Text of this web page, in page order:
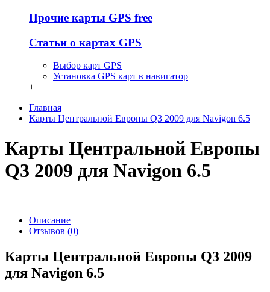
Прочие карты GPS free
Статьи о картах GPS
Выбор карт GPS
Установка GPS карт в навигатор
+
Главная
Карты Центральной Европы Q3 2009 для Navigon 6.5
Карты Центральной Европы
Q3 2009 для Navigon 6.5
Описание
Отзывов (0)
Карты Центральной Европы Q3 2009
для Navigon 6.5